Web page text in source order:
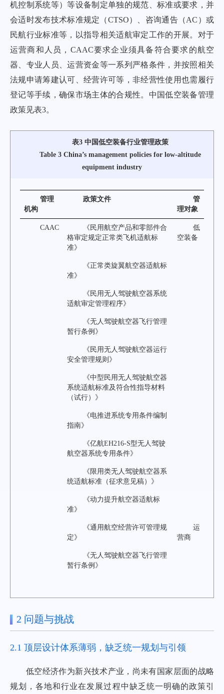
机控制系统等）等设备制定单独的规范、标准或要求，并
会适时发布技术标准规定（CTSO）、咨询通告（AC）或
民航行业标准等，以指导相关适航审定工作的开展。对于
运营商和人员，CAAC要求企业须具备符合要求的航空
器、专业人员、运营资金等一系列严格条件，并按照相关
法规申请筹建认可、经营许可等，非经营性使用也需履行
登记等手续，确保市场主体的合规性。中国低空装备管理
政策见表3。
表3 中国低空装备行业管理政策
Table 3 China’s management policies for low-altitude
equipment industry
管理
机构
政策文件
管
理对象
CAAC
《民用航空产品和零部件合
格审定规定正常类飞机适航标
准》
低
空装备
《正常类旋翼航空器适航标
准》
《民用无人驾驶航空器系统
适航审定管理程序》
《无人驾驶航空器飞行管理
暂行条例》
《民用无人驾驶航空器运行
安全管理规则》
《中型民用无人驾驶航空器
系统适航标准及符合性指导材料
（试行）》
《电推进系统专用条件编制
指南》
《亿航EH216-S型无人驾驶
航空器系统专用条件》
《限用类无人驾驶航空器系
统适航标准（征求意见稿）》
《动力提升航空器适航标
准》
《通用航空经营许可管理规
定》
运
营商
《无人驾驶航空器飞行管理
暂行条例》
2 问题与挑战
2.1 顶层设计体系薄弱，缺乏统一规划与引领
低空经济作为新兴技术产业，尚未有国家层面的战略
规划，各地和行业在发展过程中缺乏统一明确的政策引